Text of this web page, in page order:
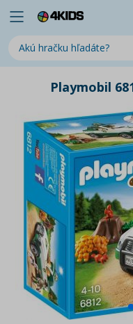
Playmobil